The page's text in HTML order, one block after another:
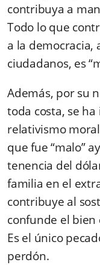
contribuya a
Todo lo que
a la democracia,
ciudadanos, es
Además, por su
toda costa, se
relativismo
que fue “malo”
tenencia del
familia en el
contribuye al
confunde el bien
Es el único
perdón.